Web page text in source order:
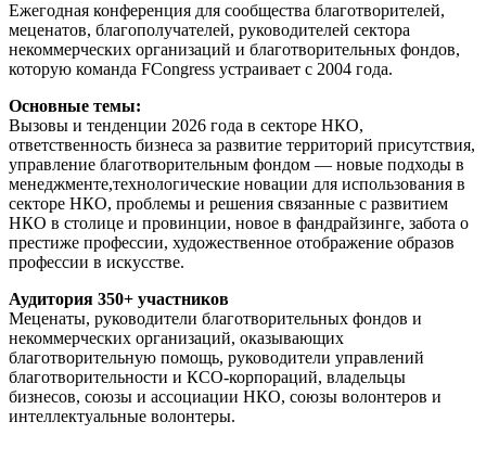
Ежегодная конференция для сообщества благотворителей,
меценатов, благополучателей, руководителей сектора
некоммерческих организаций и благотворительных фондов,
которую команда FCongress устраивает с 2004 года.
Основные темы:
Вызовы и тенденции 2026 года в секторе НКО,
ответственность бизнеса за развитие территорий присутствия,
управление благотворительным фондом — новые подходы в
менеджменте,технологические новации для использования в
секторе НКО, проблемы и решения связанные с развитием
НКО в столице и провинции, новое в фандрайзинге, забота о
престиже профессии, художественное отображение образов
профессии в искусстве.
Аудитория 350+ участников
Меценаты, руководители благотворительных фондов и
некоммерческих организаций, оказывающих
благотворительную помощь, руководители управлений
благотворительности и КСО-корпораций, владельцы
бизнесов, союзы и ассоциации НКО, союзы волонтеров и
интеллектуальные волонтеры.